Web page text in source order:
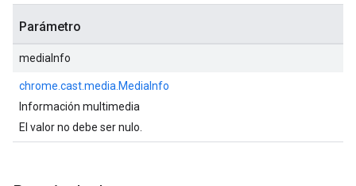
Parámetro
mediaInfo
chrome.cast.media.MediaInfo
Información multimedia
El valor no debe ser nulo.